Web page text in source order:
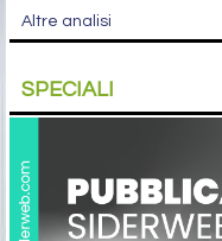
Altre analisi
SPECIALI